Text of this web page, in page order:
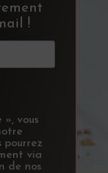
!
», vous
pourrez
via
de nos